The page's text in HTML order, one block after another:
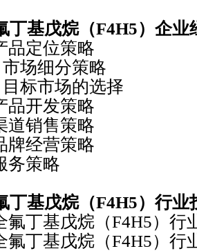
丁基戊烷（F4H5）企业
定位策略
细分策略
市场的选择
开发策略
销售策略
经营策略
策略
丁基戊烷（F4H5）行业
丁基戊烷（F4H5）行
丁基戊烷（F4H5）行